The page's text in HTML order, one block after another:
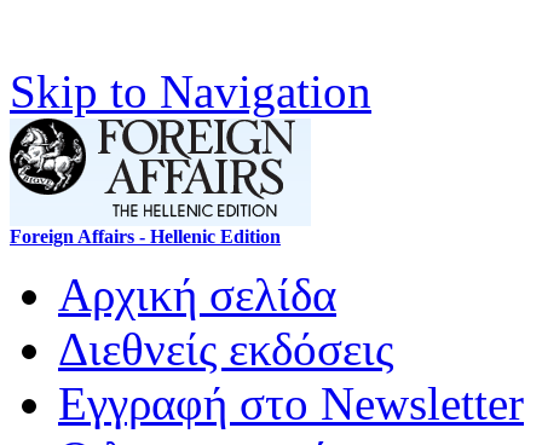
Skip to Navigation
Foreign Affairs - Hellenic Edition
Αρχική σελίδα
Διεθνείς εκδόσεις
Εγγραφή στο Newsletter